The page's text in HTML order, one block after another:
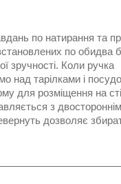
по натирання та
по обидва
зручності. Коли ручка
над тарілками і
для розміщення на
з двостороннім
дозволяє